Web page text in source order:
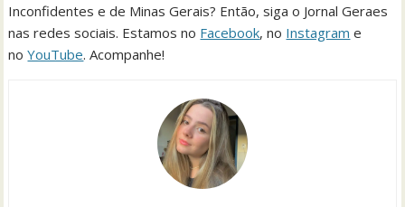
Inconfidentes e de Minas Gerais? Então, siga o Jornal Geraes
nas redes sociais. Estamos no Facebook, no Instagram e
noYouTube. Acompanhe!